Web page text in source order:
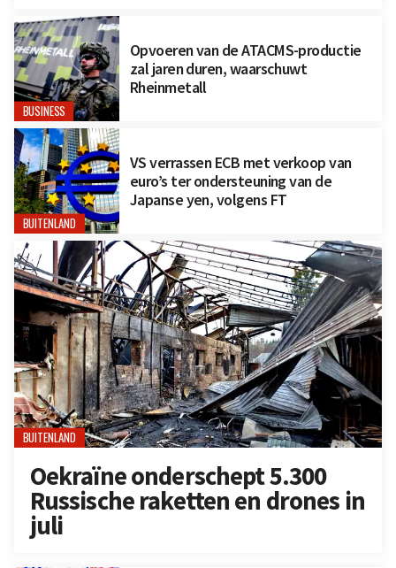
BUSINESS
Opvoeren van de ATACMS-productie
zal jaren duren, waarschuwt
Rheinmetall
BUITENLAND
VS verrassen ECB met verkoop van
euro’s ter ondersteuning van de
Japanse yen, volgens FT
BUITENLAND
Oekraïne onderschept 5.300
Russische raketten en drones in
juli